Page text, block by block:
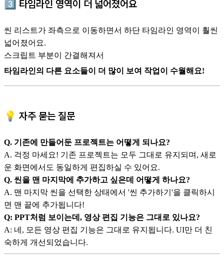
3️⃣ 타임라인 영역이 더 넓어졌어요
씬 리스트가 좌측으로 이동하면서 하단 타임라인 영역이 훨씬
넓어졌어요.
스크립트 부분이 간결해져서
타임라인의 다른 요소들이 더 많이 보여 작업이 수월해요!
💡 자주 묻는 질문
Q. 기존에 만들어둔 프로젝트는 어떻게 되나요?
A. 걱정 마세요! 기존 프로젝트는 모두 그대로 유지되며, 새로
운 화면에서도 동일하게 편집하실 수 있어요.
Q. 씬을 맨 마지막에 추가하고 싶은데 어떻게 하나요?
A. 맨 마지막 씬을 선택한 상태에서 '씬 추가하기'을 클릭하시
면 맨 끝에 추가됩니다!
Q: PPT처럼 보이는데, 영상 편집 기능은 그대로 있나요?
A: 네, 모든 영상 편집 기능은 그대로 유지됩니다. UI만 더 친
숙하게 개선되었습니다.